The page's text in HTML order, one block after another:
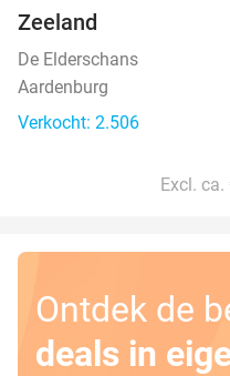
Zeeland
De Elderschans
Aardenburg
Verkocht: 2.506
Excl.
Ontdek de
deals in